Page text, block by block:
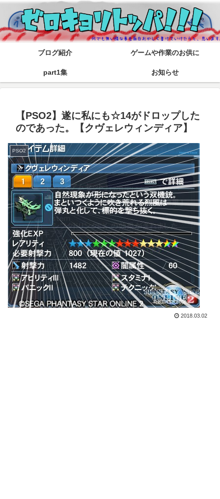
ブログ紹介 ゲームや作業のお供に
part1集 お知らせ
【PSO2】遂に私にも☆14がドロップした
のであった。【クヴェレウィンディア】
PSO2
2018.03.02